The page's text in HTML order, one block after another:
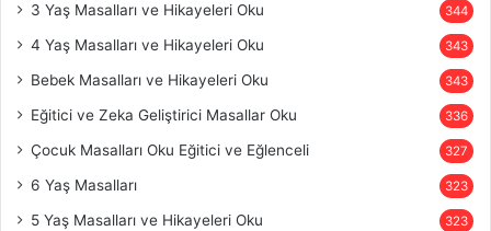
3 Yaş Masalları ve Hikayeleri Oku 344
4 Yaş Masalları ve Hikayeleri Oku 343
Bebek Masalları ve Hikayeleri Oku 343
Eğitici ve Zeka Geliştirici Masallar Oku 336
Çocuk Masalları Oku Eğitici ve Eğlenceli 327
6 Yaş Masalları 323
5 Yaş Masalları ve Hikayeleri Oku 323